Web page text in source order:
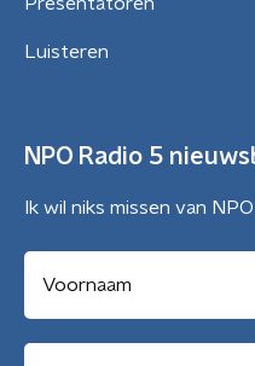
Luisteren
NPO Radio 5
Ik wil niks missen van